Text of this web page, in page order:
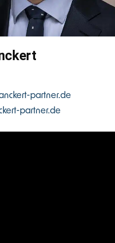
partner.de
partner.de